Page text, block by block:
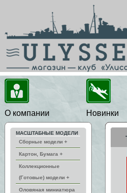
О компании Новинки
МАСШТАБНЫЕ МОДЕЛИ
Сборные модели +
Картон, Бумага +
Коллекционные
(Готовые) модели +
Оловяная миниатюра